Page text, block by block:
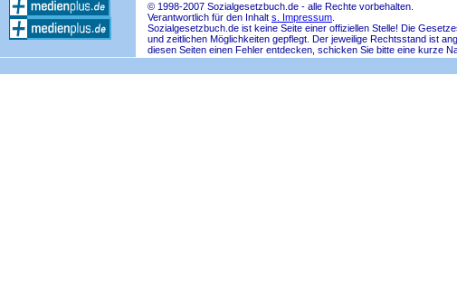
© 1998-2007 Sozialgesetzbuch.de - alle Rechte vorbehalten.
Verantwortlich für den Inhalt s. Impressum
Sozialgesetzbuch.de ist keine Seite einer offiziellen Stelle! Die
und zeitlichen Möglichkeiten gepflegt. Der jeweilige Rechtsstand ist
diesen Seiten einen Fehler entdecken, schicken Sie bitte eine kurze